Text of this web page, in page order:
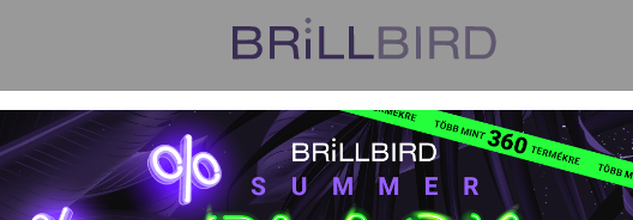
KATALÓGUS VISZONTELADÓK TANFOLYAMOK
Fólia, flake, flitter Transzferfólia Box - klasszikus 2